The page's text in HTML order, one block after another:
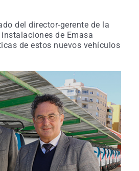
del director-gerente de la
de Emasa
de estos nuevos vehículos